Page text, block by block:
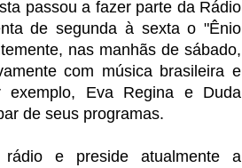
passou a fazer parte da Rádio
de segunda à sexta o "Ênio
nas manhãs de sábado,
com música brasileira e
exemplo, Eva Regina e Duda
de seus programas.
e preside atualmente a